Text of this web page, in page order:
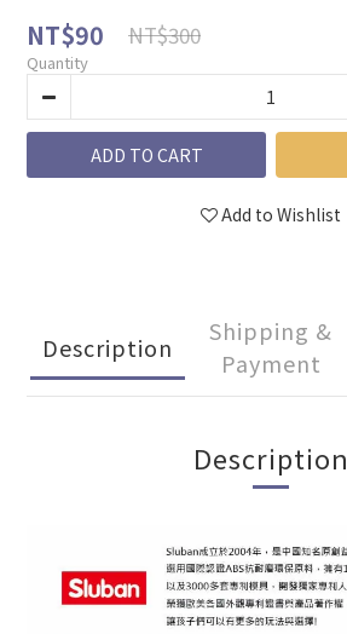
NT$90 NT$300
Quantity
ADD TO CART
Add to Wishlist
Description
Shipping &
Payment
Description